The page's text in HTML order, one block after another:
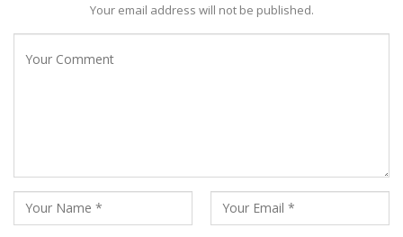
Your email address will not be published.